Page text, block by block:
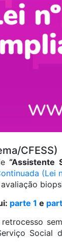
CFESS)
“Assistente
(Lei
parte 1 e
Social